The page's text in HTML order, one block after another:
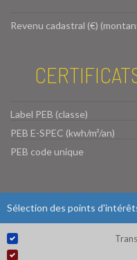
Revenu cadastral (€)
Label PEB (classe)
PEB E-SPEC (kwh/m²/an)
PEB code unique
Sélection des points